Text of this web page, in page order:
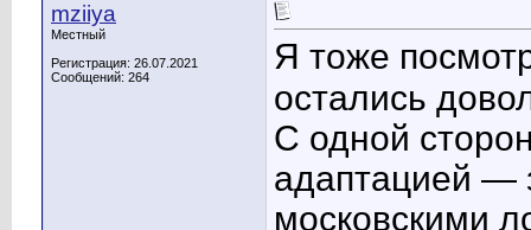
mziiya
Местный
Регистрация: 26.07.2021
Сообщений: 264
Я тоже
остались
С одной
адаптацией —
московскими